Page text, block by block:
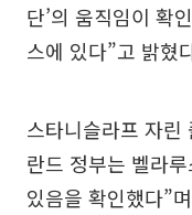
단’의 움직임이 확
스에 있다”고 밝혔
스타니슬라프 자린
란드 정부는 벨라
있음을 확인했다”